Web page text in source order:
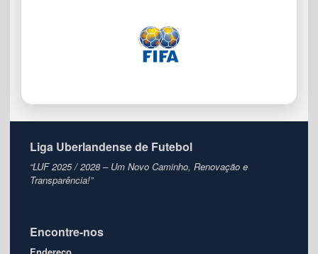
Liga Uberlandense de Futebol
“LUF 2025 / 2028 – Um Novo Caminho, Renovação e
Transparência!”
Encontre-nos